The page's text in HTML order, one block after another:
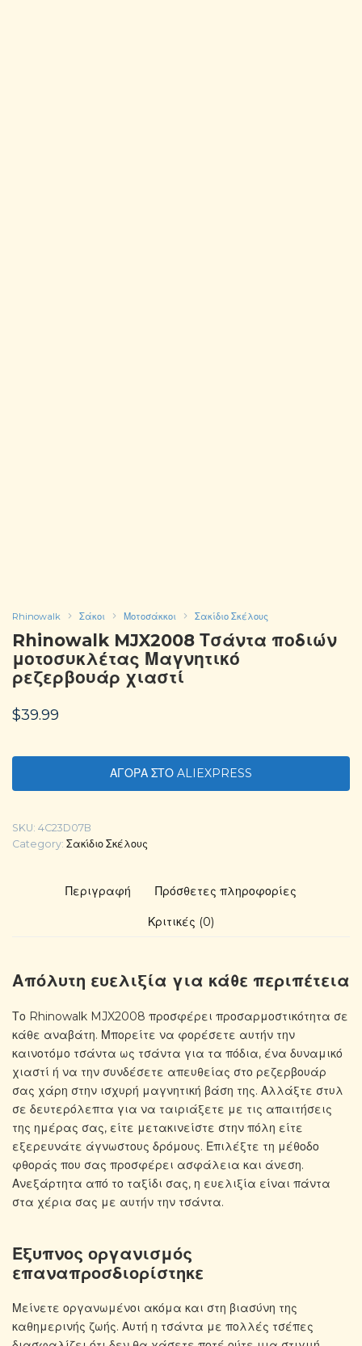
Rhinowalk Σάκοι Μοτοσάκκοι Σακίδιο Σκέλους
Rhinowalk MJX2008 Τσάντα ποδιών
μοτοσυκλέτας Μαγνητικό
ρεζερβουάρ χιαστί
$39.99
ΑΓΟΡΑ ΣΤΟ ALIEXPRESS
SKU: 4C23D07B
Category: Σακίδιο Σκέλους
Περιγραφή Πρόσθετες πληροφορίες
Κριτικές (0)
Απόλυτη ευελιξία για κάθε περιπέτεια
Το Rhinowalk MJX2008 προσφέρει προσαρμοστικότητα σε
κάθε αναβάτη. Μπορείτε να φορέσετε αυτήν την
καινοτόμο τσάντα ως τσάντα για τα πόδια, ένα δυναμικό
χιαστί ή να την συνδέσετε απευθείας στο ρεζερβουάρ
σας χάρη στην ισχυρή μαγνητική βάση της. Αλλάξτε στυλ
σε δευτερόλεπτα για να ταιριάξετε με τις απαιτήσεις
της ημέρας σας, είτε μετακινείστε στην πόλη είτε
εξερευνάτε άγνωστους δρόμους. Επιλέξτε τη μέθοδο
φθοράς που σας προσφέρει ασφάλεια και άνεση.
Ανεξάρτητα από το ταξίδι σας, η ευελιξία είναι πάντα
στα χέρια σας με αυτήν την τσάντα.
Έξυπνος οργανισμός
επαναπροσδιορίστηκε
Μείνετε οργανωμένοι ακόμα και στη βιασύνη της
καθημερινής ζωής. Αυτή η τσάντα με πολλές τσέπες